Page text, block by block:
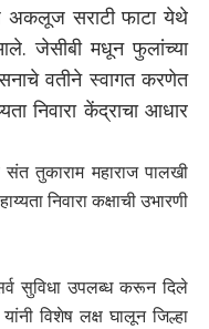
अकलूज सराटी फाटा येथे
जेसीबी मधून फुलांच्या
वतीने स्वागत करणेत
निवारा केंद्राचा आधार
संत तुकाराम महाराज पालखी
निवारा कक्षाची उभारणी
सुविधा उपलब्ध करून दिले
विशेष लक्ष घालून जिल्हा